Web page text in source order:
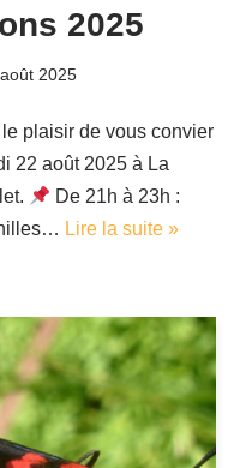
2025
2025
plaisir de vous convier
22 août 2025 à La
De 21h à 23h :
Lire la suite »